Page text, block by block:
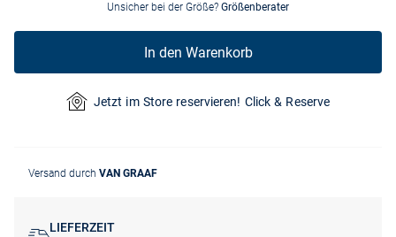
Unsicher bei der Größe? Größenberater
In den Warenkorb
Jetzt im Store reservieren! Click & Reserve
Versand durch VAN GRAAF
LIEFERZEIT